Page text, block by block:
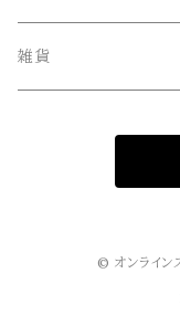
オリジナル雑貨
丸玉・ポイント
雑貨
© オンライン